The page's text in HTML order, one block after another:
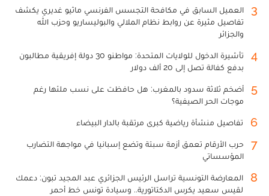
3
العميل السابق في مكافحة التجسس الفرنسي ماثيو غديري يكشف
تفاصيل مثيرة عن روابط نظام الملالي والبوليساريو وحزب الله
والجزائر
4
تأشيرة الدخول للولايات المتحدة: مواطنو 30 دولة إفريقية مطالبون
بدفع كفالة تصل إلى 20 ألف دولار
5
أضخم ثلاثة سدود بالمغرب: هل حافظت على نسب ملئها رغم
موجات الحر الصيفية؟
6 تفاصيل منشأة رياضية كبرى مرتقبة بالدار البيضاء
7
حرب الأرقام تعمق أزمة سبتة وتضع إسبانيا في مواجهة التضارب
المؤسساتي
8
المعارضة التونسية تراسل الرئيس الجزائري عبد المجيد تبون: دعمك
لقيس سعيد يكرس الدكتاتورية.. وسيادة تونس خط أحمر